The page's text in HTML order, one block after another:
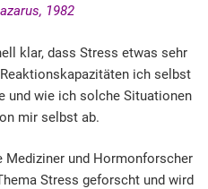
1982
klar, dass Stress etwas sehr
ich selbst
und wie ich solche Situationen
mir selbst ab.
Mediziner und Hormonforscher
Stress geforscht und wird